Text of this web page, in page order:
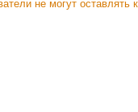
не могут